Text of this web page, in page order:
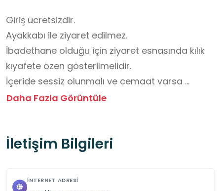
Giriş ücretsizdir.
Ayakkabı ile ziyaret edilmez.
İbadethane olduğu için ziyaret esnasında kılık
kıyafete özen gösterilmelidir.
İçeride sessiz olunmalı ve cemaat varsa
rahatsız edilmemelidir.
Daha Fazla Görüntüle
İletişim Bilgileri
İNTERNET ADRESI